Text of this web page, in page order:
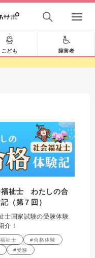
こども 障害者
祉士 わたしの合
（第７回）
士国家試験の受験体験
介！
祉士
#合格体験
#受験